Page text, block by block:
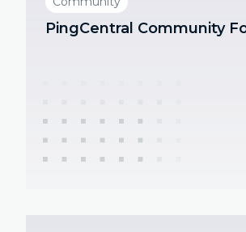
PingCentral Community